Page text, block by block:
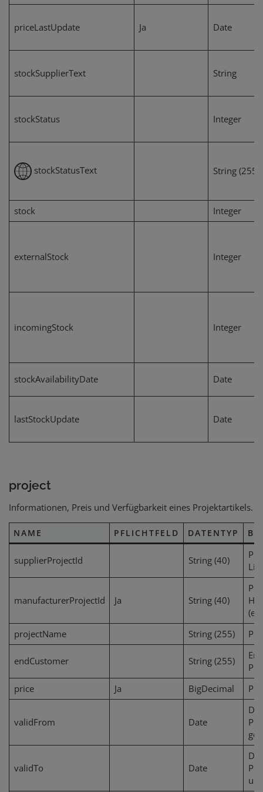
priceLastUpdate Ja Date
stockSupplierText String
stockStatus Integer
stockStatusText String (255)
stock Integer
externalStock Integer
incomingStock Integer
stockAvailabilityDate Date
lastStockUpdate Date
project
Informationen, Preis und Verfügbarkeit eines Projektartikels.
NAME PFLICHTFELD DATENTYP
supplierProjectId String (40)
manufacturerProjectId Ja String (40)
projectName
String (255)
endCustomer String (255)
price
Ja BigDecimal
validFrom Date
validTo Date